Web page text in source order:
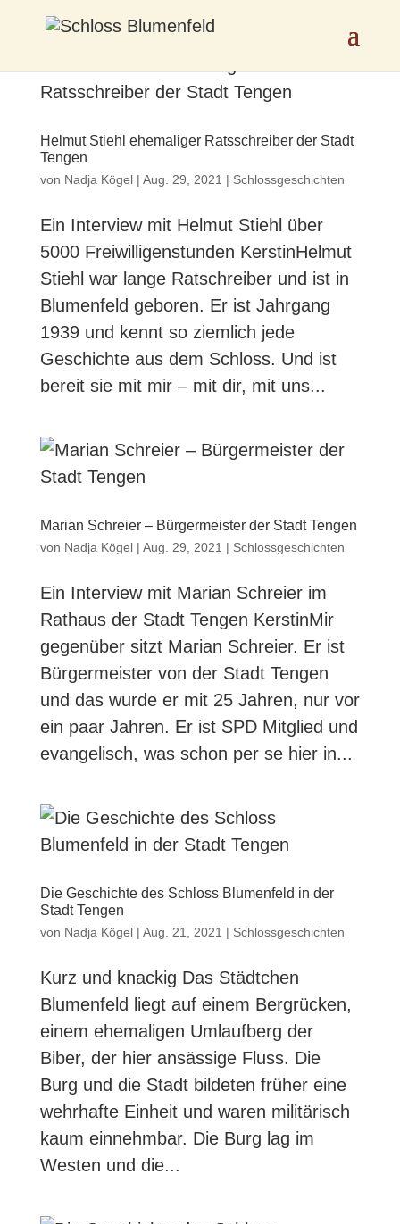
Helmut Stiehl ehemaliger Ratsschreiber der Stadt
Tengen
von Nadja Kögel| Aug. 29, 2021 | Schlossgeschichten
Ein Interview mit Helmut Stiehl über
5000 Freiwilligenstunden KerstinHelmut
Stiehl war lange Ratschreiber und ist in
Blumenfeld geboren. Er ist Jahrgang
1939 und kennt so ziemlich jede
Geschichte aus dem Schloss. Und ist
bereit sie mit mir – mit dir, mit uns...
Marian Schreier – Bürgermeister der Stadt Tengen
von Nadja Kögel| Aug. 29, 2021 | Schlossgeschichten
Ein Interview mit Marian Schreier im
Rathaus der Stadt Tengen KerstinMir
gegenüber sitzt Marian Schreier. Er ist
Bürgermeister von der Stadt Tengen
und das wurde er mit 25 Jahren, nur vor
ein paar Jahren. Er ist SPD Mitglied und
evangelisch, was schon per se hier in...
Die Geschichte des Schloss Blumenfeld in der
Stadt Tengen
von Nadja Kögel| Aug. 21, 2021 | Schlossgeschichten
Kurz und knackig Das Städtchen
Blumenfeld liegt auf einem Bergrücken,
einem ehemaligen Umlaufberg der
Biber, der hier ansässige Fluss. Die
Burg und die Stadt bildeten früher eine
wehrhafte Einheit und waren militärisch
kaum einnehmbar. Die Burg lag im
Westen und die...